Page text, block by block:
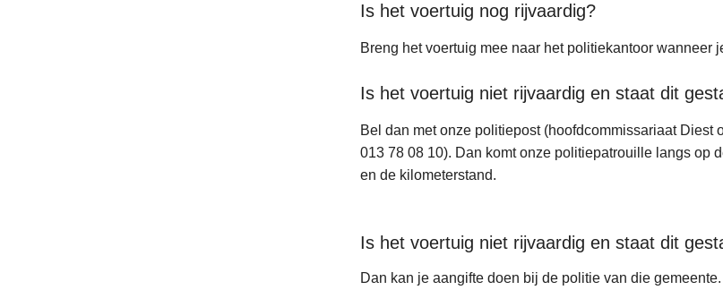
Is het voertuig nog rijvaardig?
Breng het voertuig mee naar het politiekantoor wanneer
Is het voertuig niet rijvaardig en staat dit
Bel dan met onze politiepost (hoofdcommissariaat
013 78 08 10). Dan komt onze politiepatrouille langs op
en de kilometerstand.
Is het voertuig niet rijvaardig en staat dit
Dan kan je aangifte doen bij de politie van die